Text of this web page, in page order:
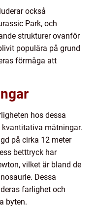
också
Park, och
strukturer ovanför
populära på grund
förmåga att
hos dessa
mätningar.
på cirka 12 meter
betttryck har
vilket är bland de
Dessa
farlighet och
byten.